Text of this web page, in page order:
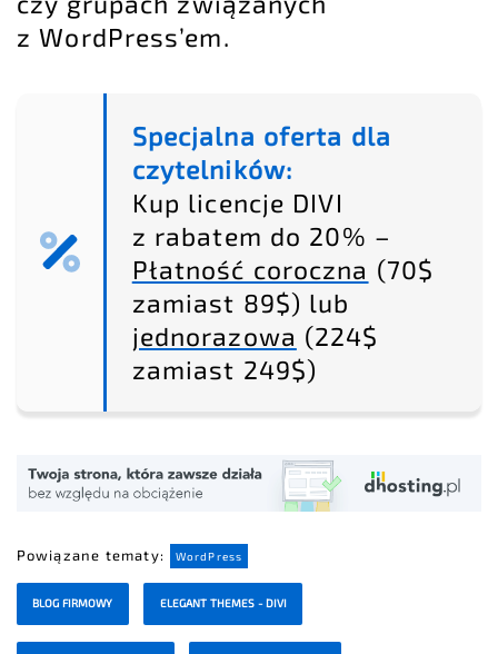
z WordPress’em.
Specjalna oferta dla
czytelników:
Kup licencje DIVI
z rabatem do 20% –
Płatność coroczna (70$
zamiast 89$) lub
jednorazowa (224$
zamiast 249$)
Powiązane tematy: WordPress
BLOG FIRMOWY ELEGANT THEMES - DIVI